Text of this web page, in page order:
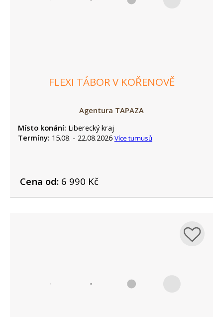
FLEXI TÁBOR V KOŘENOVĚ
Agentura TAPAZA
Místo konání: Liberecký kraj
Termíny: 15.08. - 22.08.2026 Více turnusů
Cena od:6 990 Kč